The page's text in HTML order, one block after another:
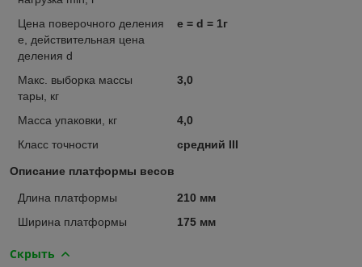
Цена поверочного деления
e, действительная цена
деления d
e = d = 1г
Макс. выборка массы
тары, кг
3,0
Масса упаковки, кг
4,0
Класс точности
средний III
Описание платформы весов
Длина платформы
210 мм
Ширина платформы
175 мм
Скрыть